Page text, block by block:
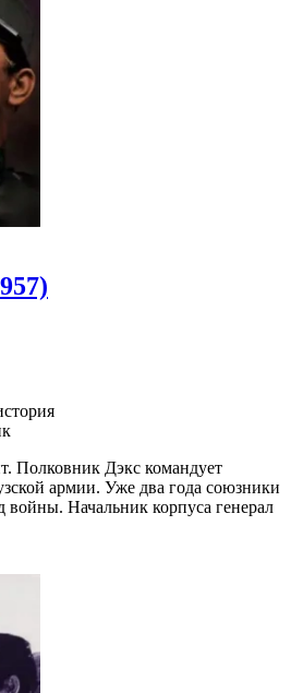
Полковник Дэкс командует
армии. Уже два года союзники
войны. Начальник корпуса генерал